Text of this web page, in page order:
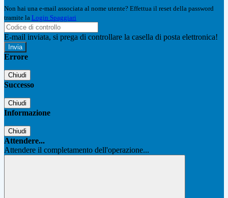
Non hai una e-mail associata al nome utente? Effettua il reset della password
tramite la Login Spaggiari
E-mail inviata, si prega di controllare la casella di posta elettronica!
Errore
Chiudi
Successo
Chiudi
Informazione
Chiudi
Attendere...
Attendere il completamento dell'operazione...